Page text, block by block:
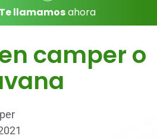
Te llamamosahora
camper o